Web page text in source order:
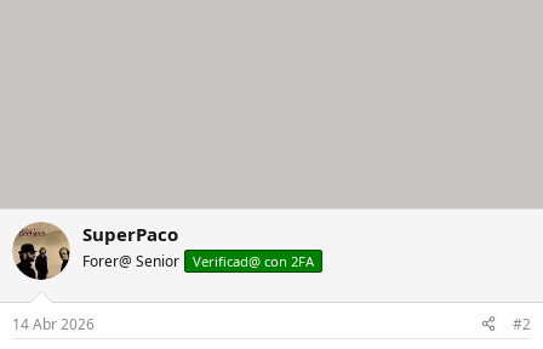
SuperPaco
Forer@ Senior Verificad@ con 2FA
14 Abr 2026 #2